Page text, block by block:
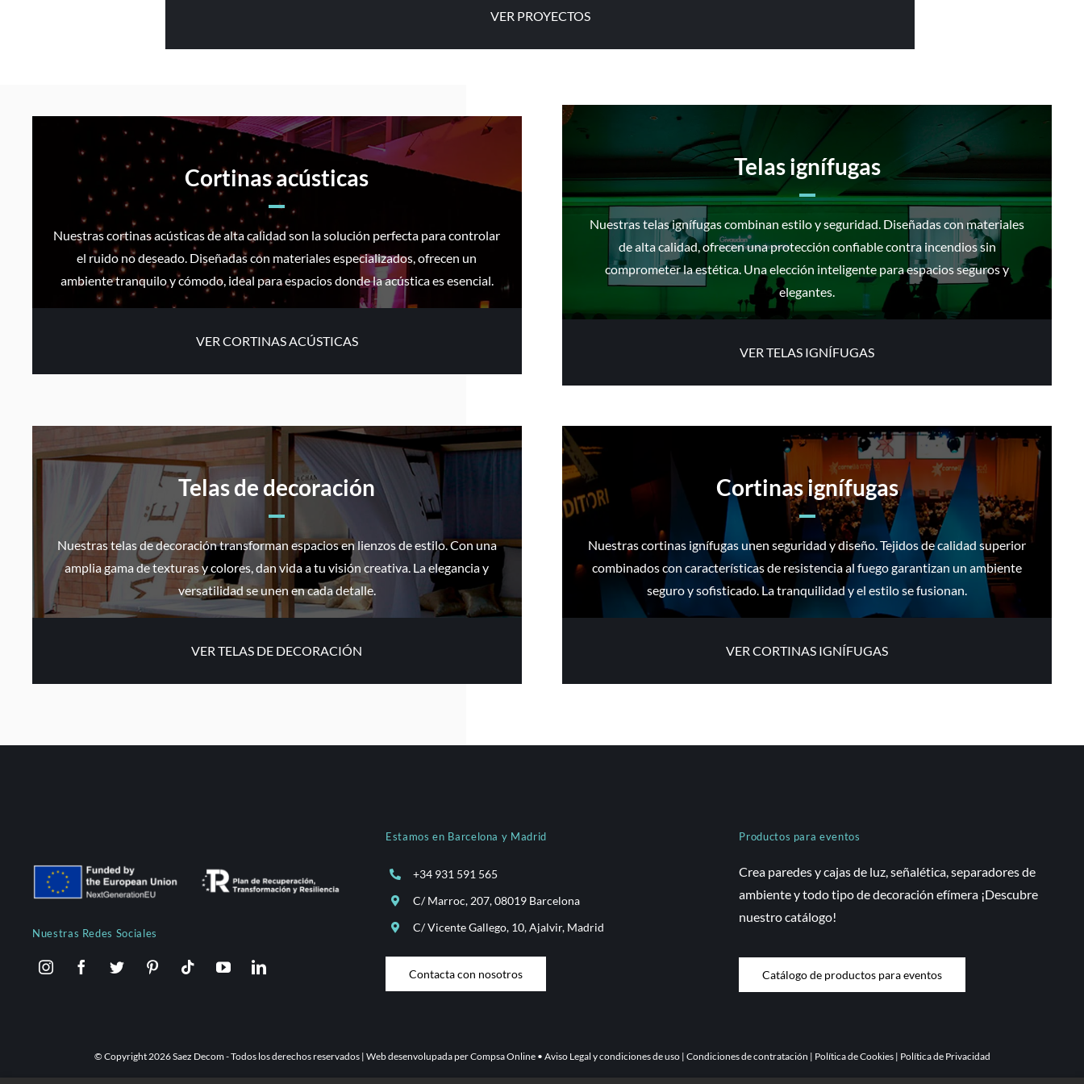
VER PROYECTOS
Cortinas acústicas
Nuestras cortinas acústicas de alta calidad son la solución perfecta para controlar
el ruido no deseado. Diseñadas con materiales especializados, ofrecen un
ambiente tranquilo y cómodo, ideal para espacios donde la acústica es esencial.
VER CORTINAS ACÚSTICAS
Telas ignífugas
Nuestras telas ignífugas combinan estilo y seguridad. Diseñadas con materiales
de alta calidad, ofrecen una protección confiable contra incendios sin
comprometer la estética. Una elección inteligente para espacios seguros y
elegantes.
VER TELAS IGNÍFUGAS
Telas de decoración
Nuestras telas de decoración transforman espacios en lienzos de estilo. Con una
amplia gama de texturas y colores, dan vida a tu visión creativa. La elegancia y
versatilidad se unen en cada detalle.
VER TELAS DE DECORACIÓN
Cortinas ignífugas
Nuestras cortinas ignífugas unen seguridad y diseño. Tejidos de calidad superior
combinados con características de resistencia al fuego garantizan un ambiente
seguro y sofisticado. La tranquilidad y el estilo se fusionan.
VER CORTINAS IGNÍFUGAS
Nuestras Redes Sociales
Estamos en Barcelona y Madrid
+34 931 591 565
C/ Marroc, 207, 08019 Barcelona
C/ Vicente Gallego, 10, Ajalvir, Madrid
Contacta con nosotros
Productos para eventos
Crea paredes y cajas de luz, señalética, separadores de
ambiente y todo tipo de decoración efímera ¡Descubre
nuestro catálogo!
Catálogo de productos para eventos
© Copyright 2026 Saez Decom - Todos los derechos reservados | Web desenvolupada perCompsa Online• Aviso Legal y condiciones de uso| Condiciones de contratación | Política de Cookies| Política de Privacidad